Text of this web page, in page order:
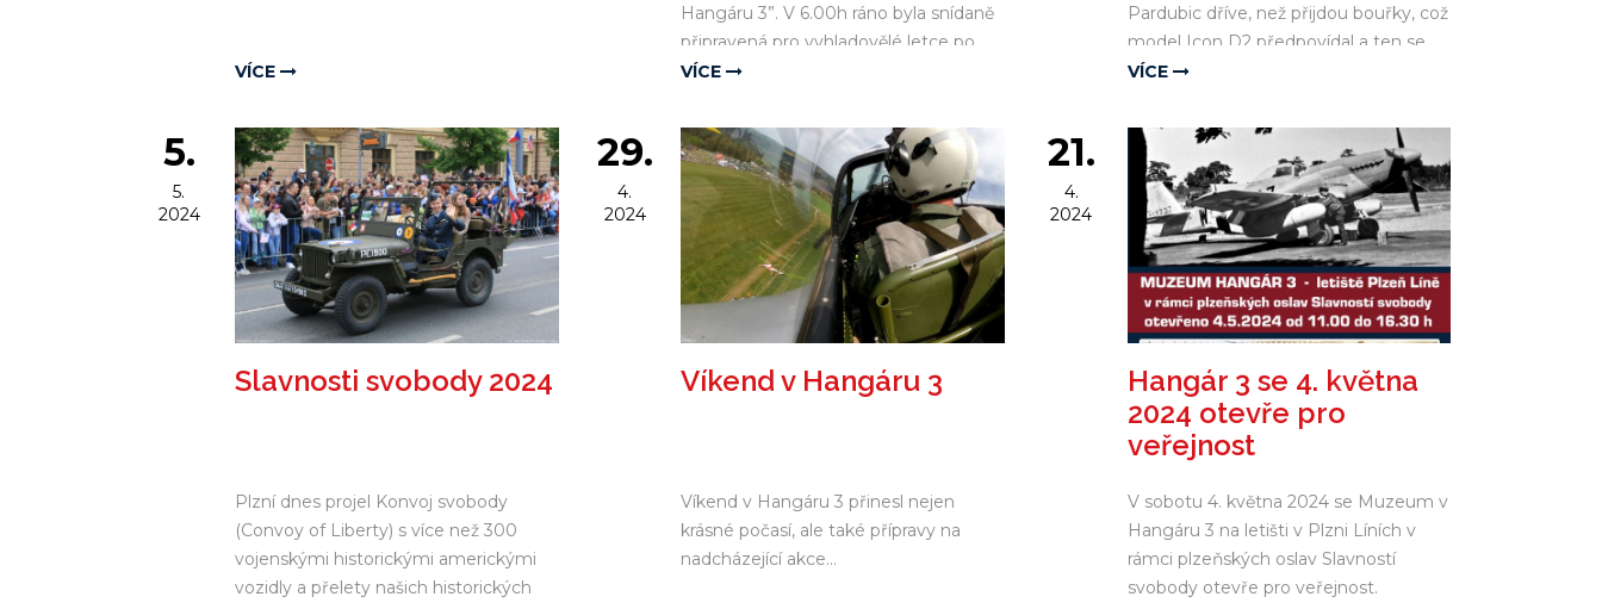
VÍCE
Hangáru 3”. V 6.00h ráno byla snídaně
připravená pro vyhladovělé letce po
náročném ranním letu. Nakonec se
začal.
VÍCE
Pardubic dříve, než přijdou bouřky, což
model Icon D2 předpovídal a ten se
nikdy moc neplete.
VÍCE
Slavnosti svobody 2024
Plzní dnes projel Konvoj svobody
(Convoy of Liberty) s více než 300
vojenskými historickými americkými
vozidly a přelety našich historických
5.
5.
2024
Víkend v Hangáru 3
Víkend v Hangáru 3 přinesl nejen
krásné počasí, ale také přípravy na
nadcházející akce...
29.
4.
2024
Hangár 3 se 4. května
2024 otevře pro
veřejnost
V sobotu 4. května 2024 se Muzeum v
Hangáru 3 na letišti v Plzni Líních v
rámci plzeňských oslav Slavností
svobody otevře pro veřejnost.
21.
4.
2024